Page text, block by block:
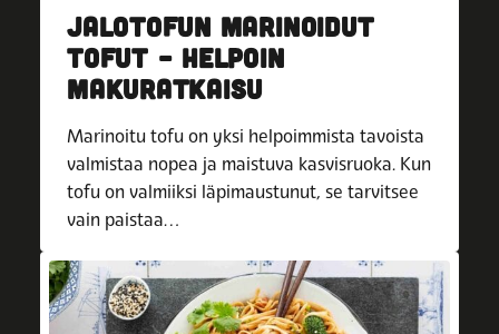
JALOTOFUN MARINOIDUT
TOFUT – HELPOIN
MAKURATKAISU
Marinoitu tofu on yksi helpoimmista tavoista
valmistaa nopea ja maistuva kasvisruoka. Kun
tofu on valmiiksi läpimaustunut, se tarvitsee
vain paistaa…